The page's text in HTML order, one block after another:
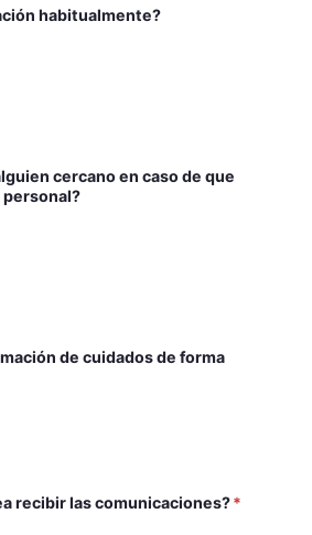
habitualmente?
cercano en caso de que
de cuidados de forma
recibir las comunicaciones?